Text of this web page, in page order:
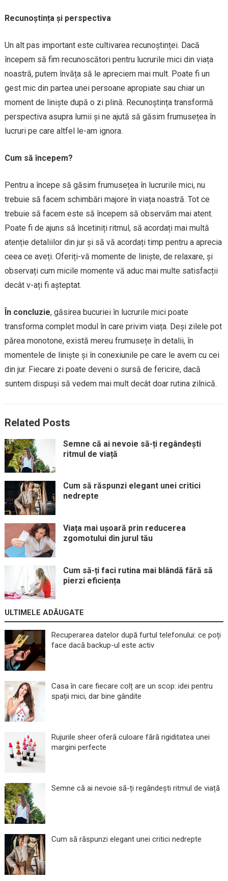
Recunoștința și perspectiva
Un alt pas important este cultivarea recunoștinței. Dacă
începem să fim recunoscători pentru lucrurile mici din viața
noastră, putem învăța să le apreciem mai mult. Poate fi un
gest mic din partea unei persoane apropiate sau chiar un
moment de liniște după o zi plină. Recunoștința transformă
perspectiva asupra lumii și ne ajută să găsim frumusețea în
lucruri pe care altfel le-am ignora.
Cum să începem?
Pentru a începe să găsim frumusețea în lucrurile mici, nu
trebuie să facem schimbări majore în viața noastră. Tot ce
trebuie să facem este să începem să observăm mai atent.
Poate fi de ajuns să încetiniți ritmul, să acordați mai multă
atenție detaliilor din jur și să vă acordați timp pentru a aprecia
ceea ce aveți. Oferiți-vă momente de liniște, de relaxare, și
observați cum micile momente vă aduc mai multe satisfacții
decât v-ați fi așteptat.
În concluzie, găsirea bucuriei în lucrurile mici poate
transforma complet modul în care privim viața. Deși zilele pot
părea monotone, există mereu frumusețe în detalii, în
momentele de liniște și în conexiunile pe care le avem cu cei
din jur. Fiecare zi poate deveni o sursă de fericire, dacă
suntem dispuși să vedem mai mult decât doar rutina zilnică.
Related Posts
Semne că ai nevoie să-ți regândești
ritmul de viață
Cum să răspunzi elegant unei critici
nedrepte
Viața mai ușoară prin reducerea
zgomotului din jurul tău
Cum să-ți faci rutina mai blândă fără să
pierzi eficiența
ULTIMELE ADĂUGATE
Recuperarea datelor după furtul telefonului: ce poți
face dacă backup-ul este activ
Casa în care fiecare colț are un scop: idei pentru
spații mici, dar bine gândite
Rujurile sheer oferă culoare fără rigiditatea unei
margini perfecte
Semne că ai nevoie să-ți regândești ritmul de viață
Cum să răspunzi elegant unei critici nedrepte